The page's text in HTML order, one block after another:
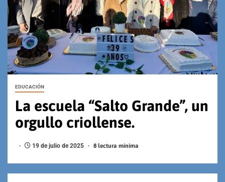
EDUCACIÓN
La escuela “Salto Grande”, un
orgullo criollense.
19 de julio de 2025 8 lectura mínima